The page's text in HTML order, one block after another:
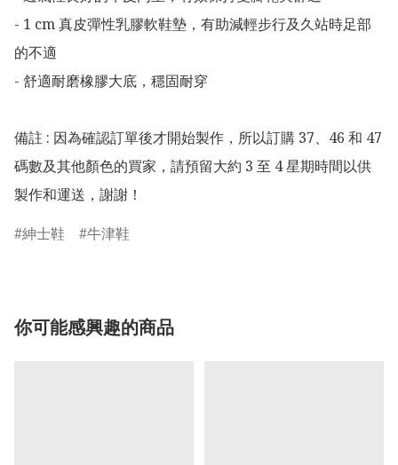
- 1 cm 真皮彈性乳膠軟鞋墊，有助減輕步行及久站時足部
的不適
- 舒適耐磨橡膠大底，穩固耐穿
備註 : 因為確認訂單後才開始製作，所以訂購 37、46 和 47
碼數及其他顏色的買家，請預留大約 3 至 4 星期時間以供
製作和運送，謝謝！
紳士鞋
牛津鞋
你可能感興趣的商品